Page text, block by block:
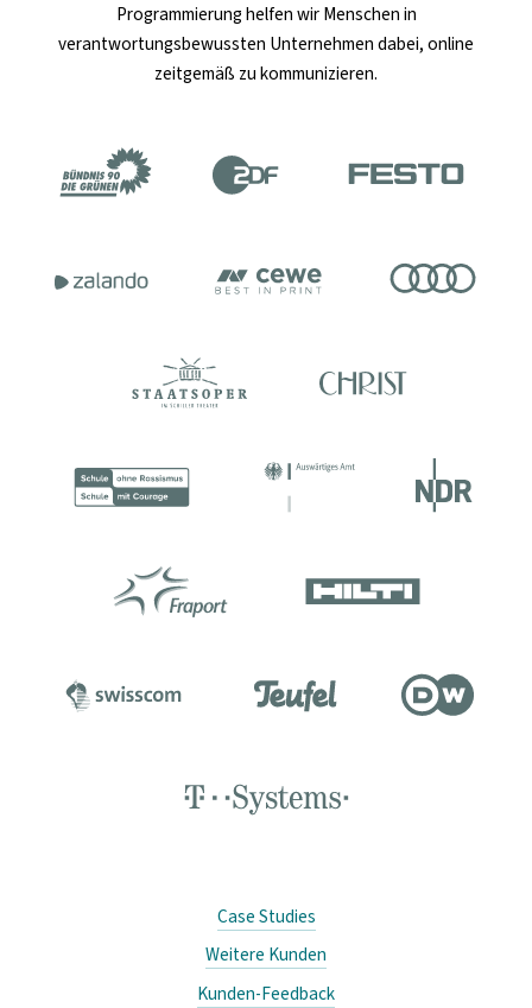
Programmierung helfen wir Menschen in
verantwortungsbewussten Unternehmen dabei, online
zeitgemäß zu kommunizieren.
Case Studies
Weitere Kunden
Kunden-Feedback